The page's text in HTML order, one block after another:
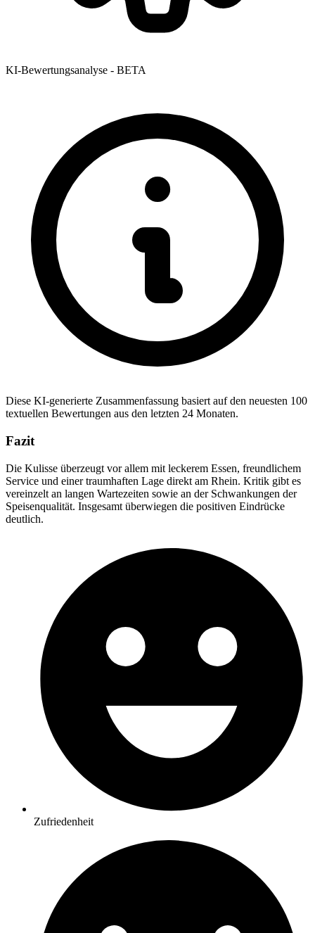
KI-Bewertungsanalyse - BETA
Diese KI-generierte Zusammenfassung basiert auf den neuesten 100
textuellen Bewertungen aus den letzten 24 Monaten.
Fazit
Die Kulisse überzeugt vor allem mit leckerem Essen, freundlichem
Service und einer traumhaften Lage direkt am Rhein. Kritik gibt es
vereinzelt an langen Wartezeiten sowie an der Schwankungen der
Speisenqualität. Insgesamt überwiegen die positiven Eindrücke
deutlich.
Zufriedenheit